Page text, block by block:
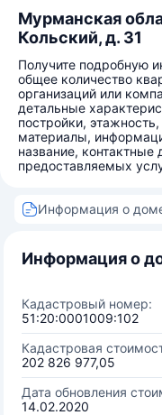
Мурманская
Кольский, д. 31
Получите подробную
общее количество
организаций или
детальные
постройки,
материалы,
название, контактные
предоставляемых
Информация о
Информация о
Кадастровый номер:
51:20:0001009:102
Кадастровая
202 826 977,05
Дата обновления
14.02.2020